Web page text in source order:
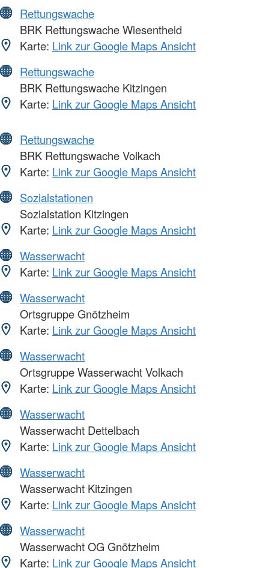
Rettungswache
BRK Rettungswache Wiesentheid
Karte: Link zur Google Maps Ansicht
Rettungswache
BRK Rettungswache Kitzingen
Karte: Link zur Google Maps Ansicht
Rettungswache
BRK Rettungswache Volkach
Karte: Link zur Google Maps Ansicht
Sozialstationen
Sozialstation Kitzingen
Karte: Link zur Google Maps Ansicht
Wasserwacht
Karte: Link zur Google Maps Ansicht
Wasserwacht
Ortsgruppe Gnötzheim
Karte: Link zur Google Maps Ansicht
Wasserwacht
Ortsgruppe Wasserwacht Volkach
Karte: Link zur Google Maps Ansicht
Wasserwacht
Wasserwacht Dettelbach
Karte: Link zur Google Maps Ansicht
Wasserwacht
Wasserwacht Kitzingen
Karte: Link zur Google Maps Ansicht
Wasserwacht
Wasserwacht OG Gnötzheim
Karte: Link zur Google Maps Ansicht